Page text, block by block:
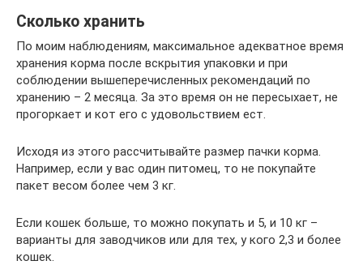
Сколько хранить
По моим наблюдениям, максимальное адекватное время
хранения корма после вскрытия упаковки и при
соблюдении вышеперечисленных рекомендаций по
хранению – 2 месяца. За это время он не пересыхает, не
прогоркает и кот его с удовольствием ест.
Исходя из этого рассчитывайте размер пачки корма.
Например, если у вас один питомец, то не покупайте
пакет весом более чем 3 кг.
Если кошек больше, то можно покупать и 5, и 10 кг –
варианты для заводчиков или для тех, у кого 2,3 и более
кошек.